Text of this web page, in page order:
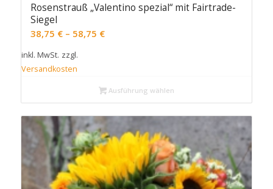
Rosenstrauß „Valentino spezial“ mit Fairtrade-
Siegel
38,75 €– 58,75 €
inkl. MwSt. zzgl.
Versandkosten
Ausführung wählen